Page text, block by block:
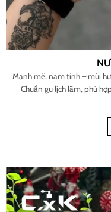
Mạnh mẽ, nam tính – mùi
Chuẩn gu lịch lãm, phù